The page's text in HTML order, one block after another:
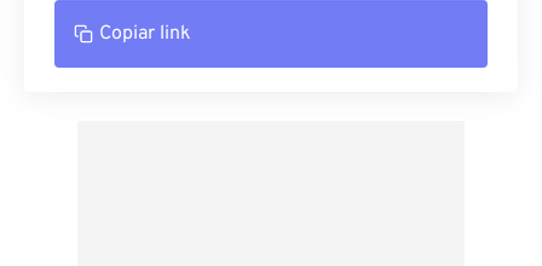
Copiar link